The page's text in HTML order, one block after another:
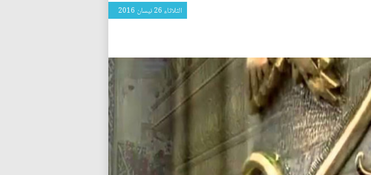
الثلاثاء 26 نيسان 2016